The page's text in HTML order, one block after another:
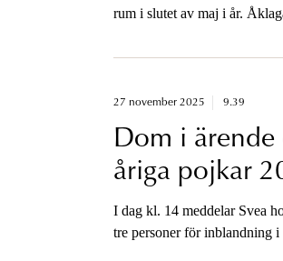
rum i slutet av maj i år.
27 november 2025 9.39
Dom i
åriga pojkar
I dag kl. 14 meddelar Svea
tre personer för inblandning